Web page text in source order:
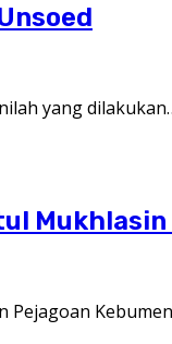
yang
Pejagoan